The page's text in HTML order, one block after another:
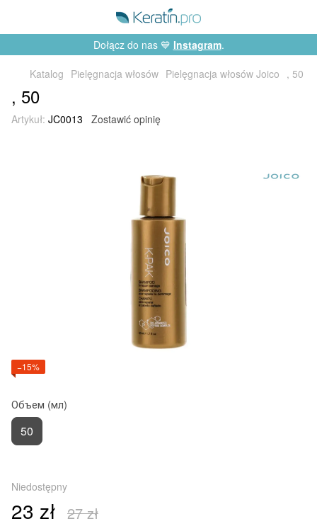
Dołącz do nas 💙 Instagram.
Katalog Pielęgnacja włosów Pielęgnacja włosów Joico , 50
, 50
Artykuł: JC0013 Zostawić opinię
−15%
Объем (мл)
50
Niedostępny
23 zł 27 zł